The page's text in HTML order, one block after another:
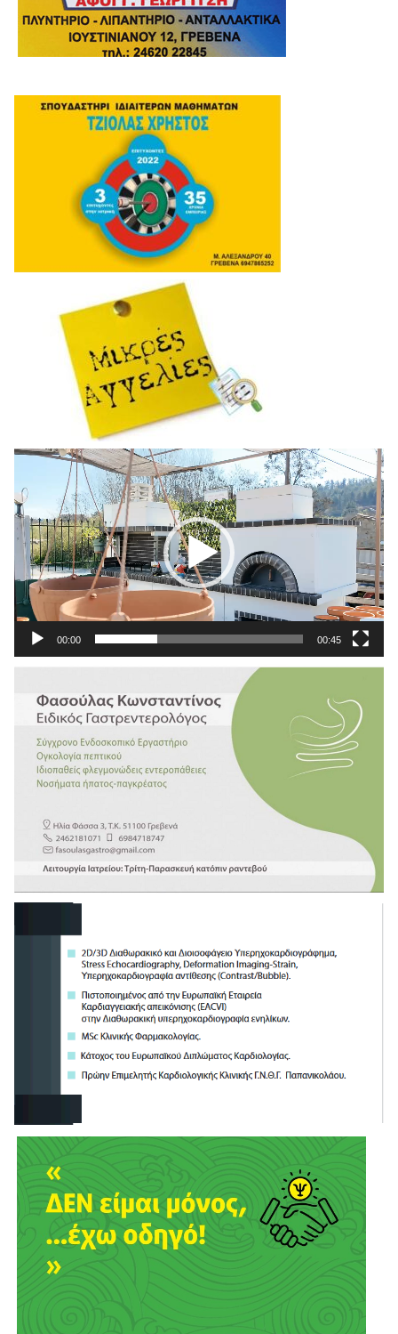
Πρόγραμμα
Αναπαραγωγής
Βίντεο
00:00 00:45